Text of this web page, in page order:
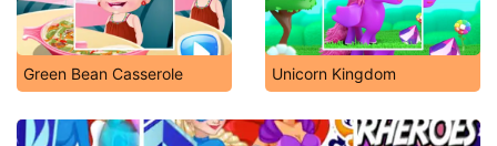
Green Bean Casserole Unicorn Kingdom